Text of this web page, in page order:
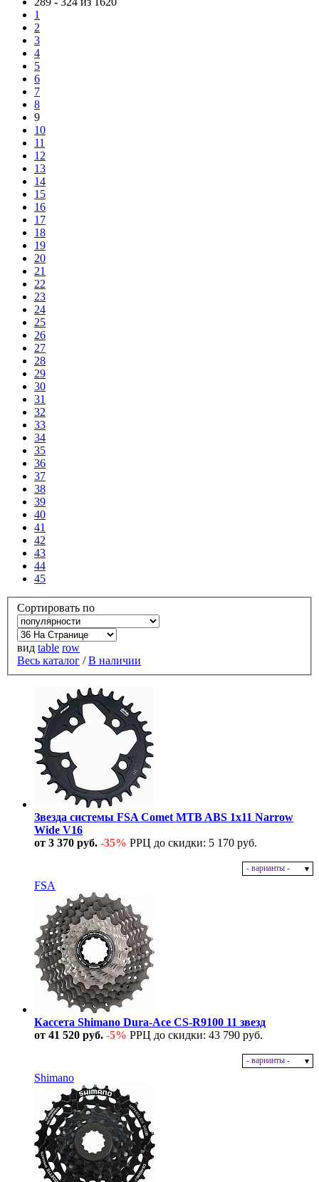
1
2
3
4
5
6
7
8
9
10
11
12
13
14
15
16
17
18
19
20
21
22
23
24
25
26
27
28
29
30
31
32
33
34
35
36
37
38
39
40
41
42
43
44
45
Сортировать по
вид table row
Весь каталог /В наличии
Звезда системы FSA Comet MTB ABS 1x11 Narrow
Wide V16
от 3 370 руб. -35% РРЦ до скидки: 5 170 руб.
- варианты -
FSA
Кассета Shimano Dura-Ace CS-R9100 11 звезд
от 41 520 руб. -5% РРЦ до скидки: 43 790 руб.
- варианты -
Shimano